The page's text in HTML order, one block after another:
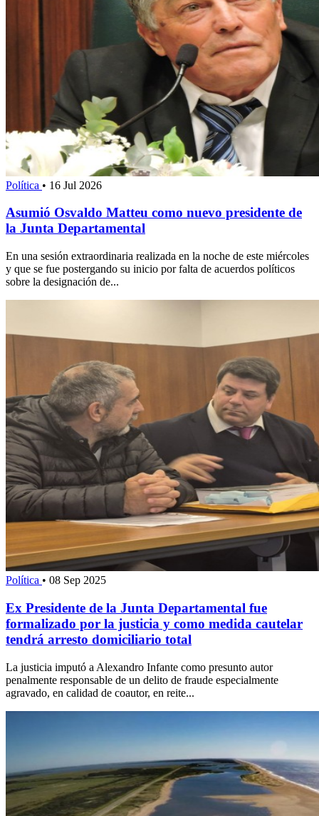
Política • 16 Jul 2026
Asumió Osvaldo Matteu como nuevo presidente de
la Junta Departamental
En una sesión extraordinaria realizada en la noche de este miércoles
y que se fue postergando su inicio por falta de acuerdos políticos
sobre la designación de...
Política • 08 Sep 2025
Ex Presidente de la Junta Departamental fue
formalizado por la justicia y como medida cautelar
tendrá arresto domiciliario total
La justicia imputó a Alexandro Infante como presunto autor
penalmente responsable de un delito de fraude especialmente
agravado, en calidad de coautor, en reite...